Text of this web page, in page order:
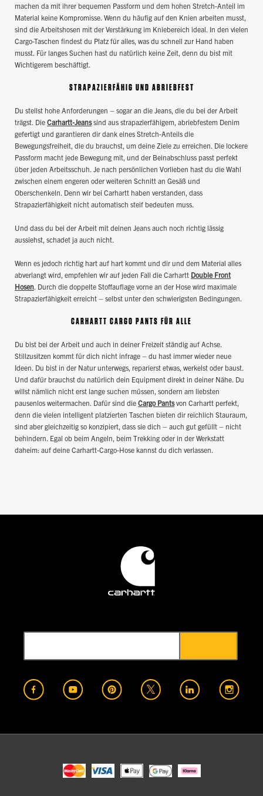
machen da mit ihrer bequemen Passform und dem hohen Stretch-Anteil im
Material keine Kompromisse. Wenn du häufig auf den Knien arbeiten musst,
sind die Arbeitshosen mit der Verstärkung im Kniebereich ideal. In den vielen
Cargo-Taschen findest du Platz für alles, was du schnell zur Hand haben
musst. Für langes Suchen hast du natürlich keine Zeit, denn du bist mit
Wichtigerem beschäftigt.
STRAPAZIERFÄHIG UND ABRIEBFEST
Du stellst hohe Anforderungen – sogar an die Jeans, die du bei der Arbeit
trägst. Die Carhartt-Jeanssind aus strapazierfähigem, abriebfestem Denim
gefertigt und garantieren dir dank eines Stretch-Anteils die
Bewegungsfreiheit, die du brauchst, um deine Ziele zu erreichen. Die lockere
Passform macht jede Bewegung mit, und der Beinabschluss passt perfekt
über jeden Arbeitsschuh. Je nach persönlichen Vorlieben hast du die Wahl
zwischen einem engeren oder weiteren Schnitt an Gesäß und
Oberschenkeln. Denn wir bei Carhartt haben verstanden, dass
Strapazierfähigkeit nicht automatisch steif bedeuten muss.
Und dass du bei der Arbeit mit deinen Jeans auch noch richtig lässig
aussiehst, schadet ja auch nicht.
Wenn es jedoch richtig hart auf hart kommt und dir und dem Material alles
abverlangt wird, empfehlen wir auf jeden Fall die Carhartt Double Front
Hosen . Durch die doppelte Stoffauflage vorne an der Hose wird maximale
Strapazierfähigkeit erreicht – selbst unter den schwierigsten Bedingungen.
CARHARTT CARGO PANTS FÜR ALLE
Du bist bei der Arbeit und auch in deiner Freizeit ständig auf Achse.
Stillzusitzen kommt für dich nicht infrage – du hast immer wieder neue
Ideen. Du bist in der Natur unterwegs, reparierst etwas, werkelst oder baust.
Und dafür brauchst du natürlich dein Equipment direkt in deiner Nähe. Du
willst nämlich nicht erst lange suchen müssen, sondern am liebsten
pausenlos weitermachen. Dafür sind die Cargo Pantsvon Carhartt perfekt,
denn die vielen intelligent platzierten Taschen bieten dir reichlich Stauraum,
sind aber gleichzeitig so konzipiert, dass sie dich – auch gut gefüllt – nicht
behindern. Egal ob beim Angeln, beim Trekking oder in der Werkstatt
daheim: auf deine Carhartt-Cargo-Hose kannst du dich verlassen.